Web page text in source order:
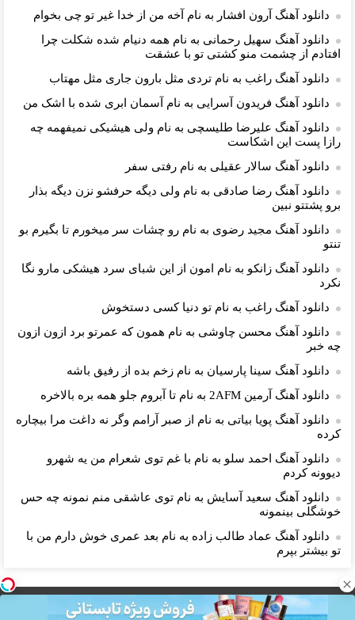
دانلود آهنگ آرون افشار به نام آخه من از خدا غیر تو چی بخوام
دانلود آهنگ سهیل رحمانی به نام همه دنیام شده شکلت چرا
افتادم از چشمت منو کشتی تو با عشقت
دانلود آهنگ راغب به نام تردی مثل بارون جاری مثل مهتاب
دانلود آهنگ فریدون آسرایی به نام آسمان ابری شده با اشک من
دانلود آهنگ علیرضا طلیسچی به نام ولی هیشیکی نمیفهمه چه
رازا پست این اشکاست
دانلود آهنگ سالار عقیلی به نام رفتی سفر
دانلود آهنگ رضا صادقی به نام ولی دیگه حرفشو نزن دیگه بذار
برو پشتتو نبین
دانلود آهنگ مجید رضوی به نام رو چشات سر میخورم تا بگیرم بو
تنتو
دانلود آهنگ زانکو به نام امون از این شبای سرد هیشکی مارو نگا
نکرد
دانلود آهنگ راغب به نام تو دنیا کسی دستخوش
دانلود آهنگ محسن چاوشی به نام همون که عمرتو برد ازون ازون
چه خبر
دانلود آهنگ سینا پارسیان به نام زخم بده از رفیق باشه
دانلود آهنگ آرمین 2AFM به نام تا آبروم جلو همه بره بالاخره
دانلود آهنگ پویا بیاتی به نام از صبر آرامم وگر نه داغت مرا بیچاره
کرده
دانلود آهنگ احمد سلو به نام با غم توی شعرام من یه شهرو
دیوونه کردم
دانلود آهنگ سعید آسایش به نام توی عاشقی منم نمونه چه حس
خوشگلی بینمونه
دانلود آهنگ عماد طالب زاده به نام بعد عمری خوش دارم من با
تو بیشتر بپرم
بگذار زندگی مانند موسیقی باشد و مرگ یک نت ناگفته...